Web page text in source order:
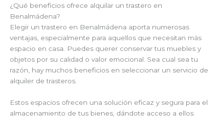
¿Qué beneficios ofrece alquilar un trastero en
Benalmádena?
Elegir un trastero en Benalmádena aporta numerosas
ventajas, especialmente para aquellos que necesitan más
espacio en casa. Puedes querer conservar tus muebles y
objetos por su calidad o valor emocional. Sea cual sea tu
razón, hay muchos beneficios en seleccionar un servicio de
alquiler de trasteros.
Estos espacios ofrecen una solución eficaz y segura para el
almacenamiento de tus bienes, dándote acceso a ellos